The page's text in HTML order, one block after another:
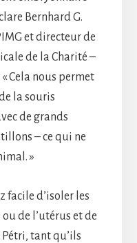
Bernhard G.
et directeur de
de la Charité –
Cela nous permet
la souris
de grands
– ce qui ne
»
facile d’isoler les
de l’utérus et de
tant qu’ils